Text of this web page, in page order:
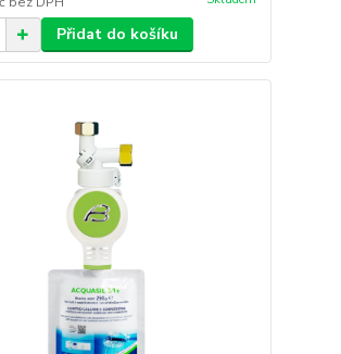
Přidat do košíku